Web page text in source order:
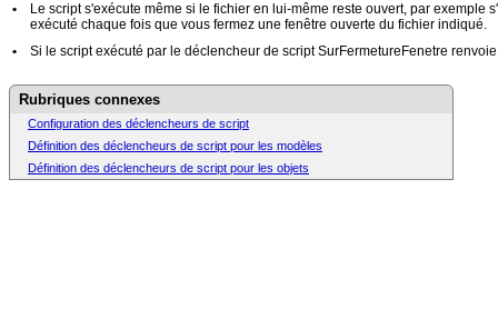
•
Le script s'exécute même si le fichier en lui-même reste ouvert, par exemple
exécuté chaque fois que vous fermez une fenêtre ouverte du fichier indiqué.
•
Si le script exécuté par le déclencheur de script SurFermetureFenetre
Rubriques connexes
Configuration des déclencheurs de script
Définition des déclencheurs de script pour les modèles
Définition des déclencheurs de script pour les objets